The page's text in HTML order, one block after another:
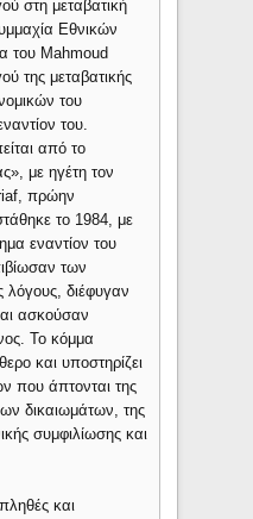
στη μεταβατική
Εθνικών
του Mahmoud
της μεταβατικής
του
του.
από το
με ηγέτη τον
πρώην
το 1984, με
εναντίον του
των
λόγους, διέφυγαν
ασκούσαν
Το κόμμα
και υποστηρίζει
που άπτονται της
δικαιωμάτων, της
συμφιλίωσης και
και